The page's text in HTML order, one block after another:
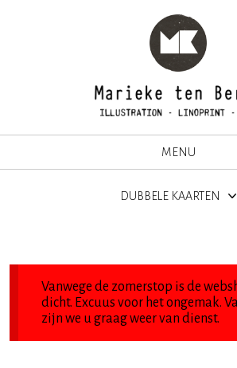
MENU
DUBBELE KAARTEN
Vanwege de zomerstop is de
dicht. Excuus voor het ongemak.
zijn we u graag weer van dienst.